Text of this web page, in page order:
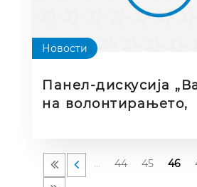
Новости
Панел-дискусија
на волонтирањето,
предизвиците и
… 44 45 46